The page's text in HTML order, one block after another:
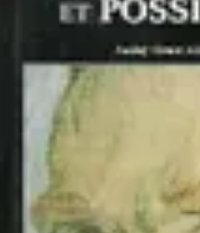
Paleo Cuisine
Nutrition PaléoNutritionSanté et
Paleo Cuisine